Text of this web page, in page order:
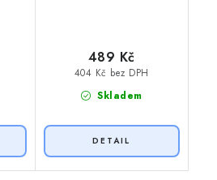
Skladem
404 Kč bez DPH
489 Kč